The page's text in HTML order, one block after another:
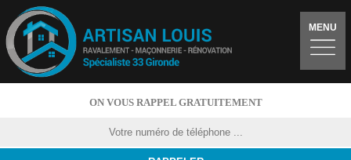
MENU
ON VOUS RAPPEL GRATUITEMENT